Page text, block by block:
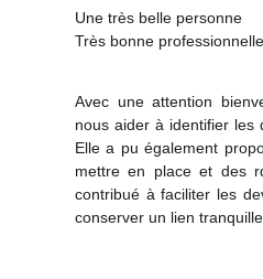
Avec une attention
nous aider à identifier les
Elle a pu également
mettre en place et des
contribué à faciliter les
conserver un lien
Une très belle personne
Très bonne professionnelle